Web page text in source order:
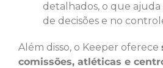
detalhados, o que
de decisões e no
Além disso, o Keeper oferece
comissões, atléticas e